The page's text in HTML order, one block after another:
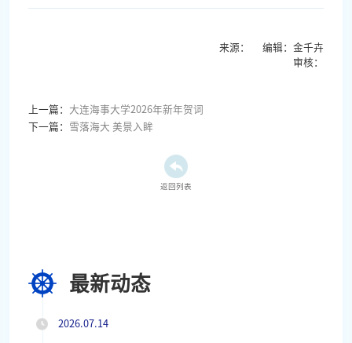
来源： 编辑：金千卉
审核：
上一篇： 大连海事大学2026年新年贺词
下一篇： 雪落海大 美景入眸
返回列表
最新动态
2026.07.14